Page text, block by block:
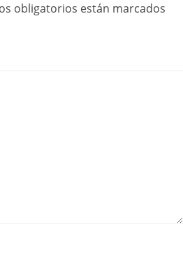
obligatorios están marcados